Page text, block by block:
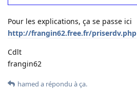
Pour les explications, ça se passe ici
http://frangin62.free.fr/priserdv.php
Cdlt
frangin62
hamed a répondu à ça.